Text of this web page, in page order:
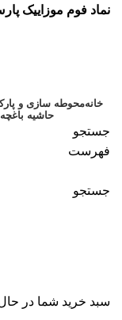
نماد فوم موزاییک
خانهمحوطه سازی و
حاشیه باغچه
جستجو
فهرست
جستجو
سبد خرید شما در